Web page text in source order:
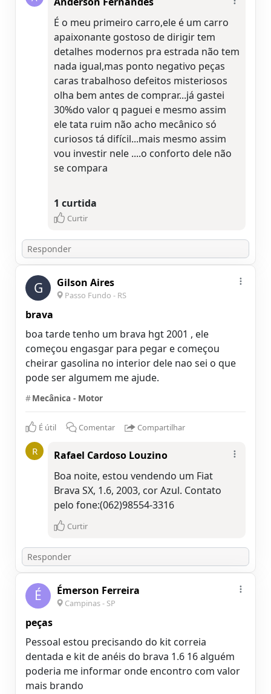
É o meu primeiro carro,ele é um carro
apaixonante gostoso de dirigir tem
detalhes modernos pra estrada não tem
nada igual,mas ponto negativo peças
caras trabalhoso defeitos misteriosos
olha bem antes de comprar...já gastei
30%do valor q paguei e mesmo assim
ele tata ruim não acho mecânico só
curiosos tá difícil...mais mesmo assim
vou investir nele ....o conforto dele não
se compara
1 curtida
Curtir
G Gilson Aires
Passo Fundo - RS
brava
boa tarde tenho um brava hgt 2001 , ele
começou engasgar para pegar e começou
cheirar gasolina no interior dele nao sei o que
pode ser algumem me ajude.
#Mecânica - Motor
É útil Comentar Compartilhar
R
Rafael Cardoso Louzino
Boa noite, estou vendendo um Fiat
Brava SX, 1.6, 2003, cor Azul. Contato
pelo fone:(062)98554-3316
Curtir
É Émerson Ferreira
Campinas - SP
peças
Pessoal estou precisando do kit correia
dentada e kit de anéis do brava 1.6 16 alguém
poderia me informar onde encontro com valor
mais brando